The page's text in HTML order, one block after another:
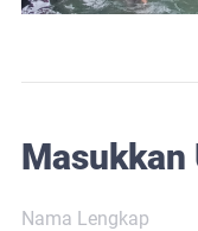
Masukkan
Nama Lengkap